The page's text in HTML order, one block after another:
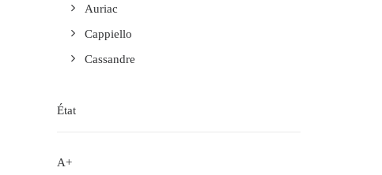
Auriac
Cappiello
Cassandre
État
A+